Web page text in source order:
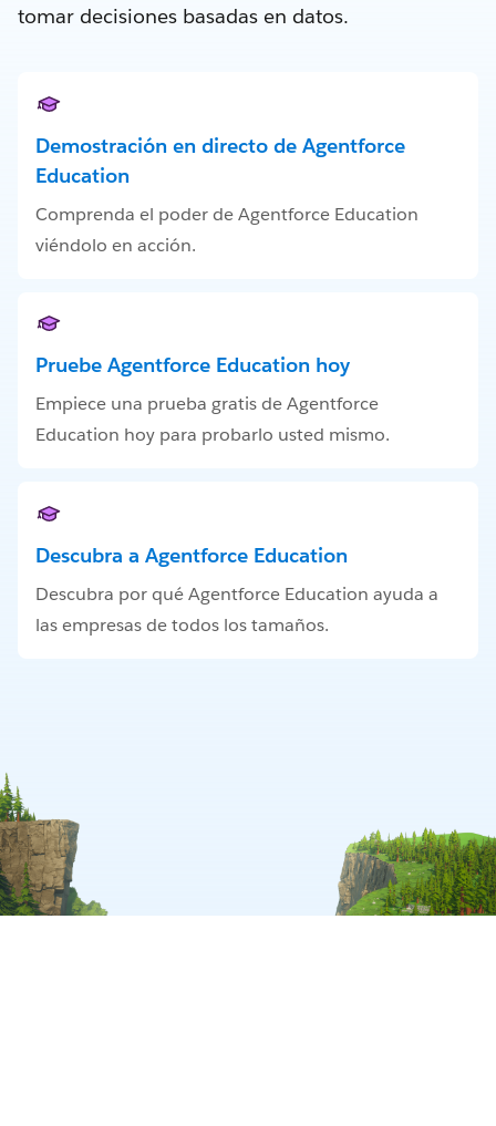
tomar decisiones basadas en datos.
Demostración en directo de Agentforce
Education
Comprenda el poder de Agentforce Education
viéndolo en acción.
Pruebe Agentforce Education hoy
Empiece una prueba gratis de Agentforce
Education hoy para probarlo usted mismo.
Descubra a Agentforce Education
Descubra por qué Agentforce Education ayuda a
las empresas de todos los tamaños.